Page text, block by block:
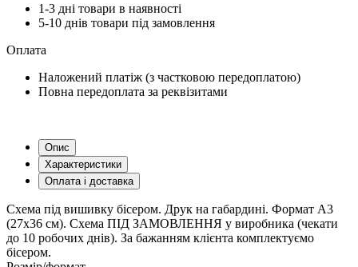
1-3 дні товари в наявності
5-10 днів товари під замовлення
Оплата
Наложений платіж (з частковою передоплатою)
Повна передоплата за реквізитами
Опис
Характеристики
Оплата і доставка
Схема під вишивку бісером. Друк на габардині. Формат А3
(27х36 см). Схема ПІД ЗАМОВЛЕННЯ у виробника (чекати
до 10 робочих днів). За бажанням клієнта комплектуємо
бісером.